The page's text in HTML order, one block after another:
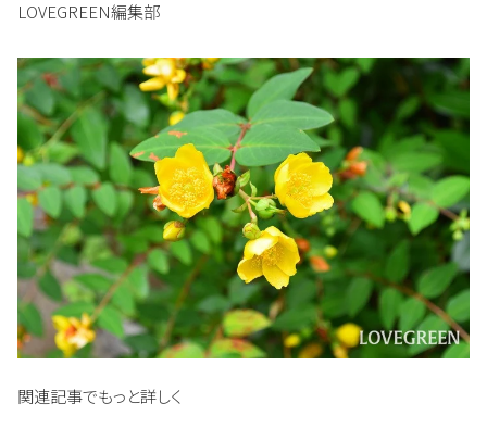
LOVEGREEN編集部
関連記事でもっと詳しく